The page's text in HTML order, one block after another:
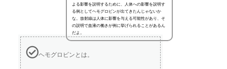
よる影響を説明するために、人体への影響を説明す
る例としてヘモグロビンが出てきたんじゃないか
な。放射線は人体に影響を与える可能性があり、そ
の説明で血液の働きが例に挙げられることがあるん
だよ。
ヘモグロビンとは。